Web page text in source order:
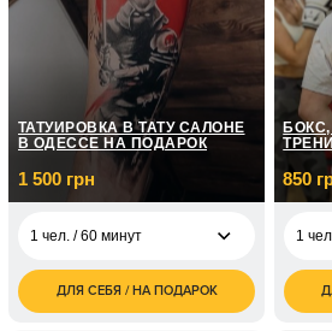
ТАТУИРОВКА В ТАТУ САЛОНЕ
В ОДЕССЕ НА ПОДАРОК
1 500 грн
1 чел. / 60 минут
1 500
грн
ДЛЯ СЕБЯ / НА ПОДАРОК
850
1